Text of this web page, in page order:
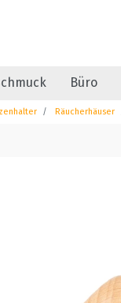
Büro
Räucherhäuser